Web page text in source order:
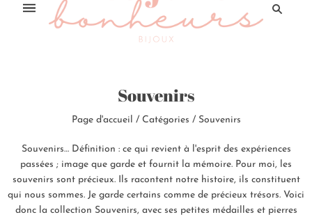
Souvenirs
Page d'accueil / Catégories / Souvenirs
Souvenirs… Définition : ce qui revient à l'esprit des expériences
passées ; image que garde et fournit la mémoire. Pour moi, les
souvenirs sont précieux. Ils racontent notre histoire, ils constituent
qui nous sommes. Je garde certains comme de précieux trésors. Voici
donc la collection Souvenirs, avec ses petites médailles et pierres